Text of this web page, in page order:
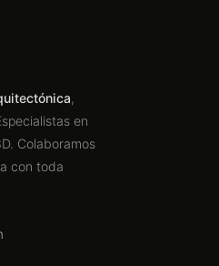
,
en
Colaboramos
con toda